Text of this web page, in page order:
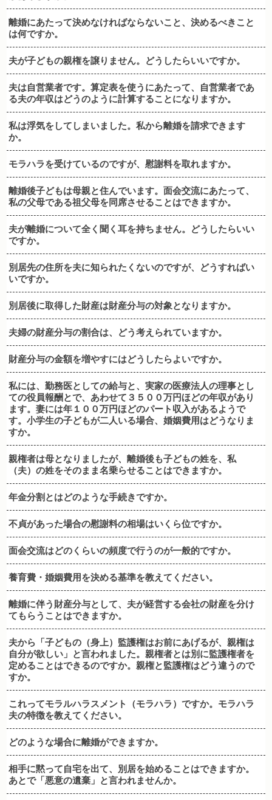
離婚にあたって決めなければならないこと、決めるべきこと
は何ですか。
夫が子どもの親権を譲りません。どうしたらいいですか。
夫は自営業者です。算定表を使うにあたって、自営業者であ
る夫の年収はどうのように計算することになりますか。
私は浮気をしてしまいました。私から離婚を請求できます
か。
モラハラを受けているのですが、慰謝料を取れますか。
離婚後子どもは母親と住んでいます。面会交流にあたって、
私の父母である祖父母を同席させることはできますか。
夫が離婚について全く聞く耳を持ちません。どうしたらいい
ですか。
別居先の住所を夫に知られたくないのですが、どうすればい
いですか。
別居後に取得した財産は財産分与の対象となりますか。
夫婦の財産分与の割合は、どう考えられていますか。
財産分与の金額を増やすにはどうしたらよいですか。
私には、勤務医としての給与と、実家の医療法人の理事とし
ての役員報酬とで、あわせて３５００万円ほどの年収があり
ます。妻には年１００万円ほどのパート収入があるようで
す。小学生の子どもが二人いる場合、婚姻費用はどうなりま
すか。
親権者は母となりましたが、離婚後も子どもの姓を、私
（夫）の姓をそのまま名乗らせることはできますか。
年金分割とはどのような手続きですか。
不貞があった場合の慰謝料の相場はいくら位ですか。
面会交流はどのくらいの頻度で行うのが一般的ですか。
養育費・婚姻費用を決める基準を教えてください。
離婚に伴う財産分与として、夫が経営する会社の財産を分け
てもらうことはできますか。
夫から「子どもの（身上）監護権はお前にあげるが、親権は
自分が欲しい」と言われました。親権者とは別に監護権者を
定めることはできるのですか。親権と監護権はどう違うので
すか。
これってモラルハラスメント（モラハラ）ですか。モラハラ
夫の特徴を教えてください。
どのような場合に離婚ができますか。
相手に黙って自宅を出て、別居を始めることはできますか。
あとで「悪意の遺棄」と言われませんか。